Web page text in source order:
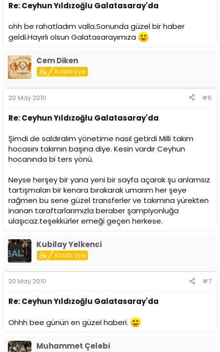
Re: Ceyhun Yıldızoğlu Galatasaray'da
ohh be rahatladım valla.Sonunda güzel bir haber
geldi.Hayırlı olsun Galatasarayımıza
Cem Diken
Kayıtlı Üye
20 May 2010 #6
Re: Ceyhun Yıldızoğlu Galatasaray'da
Şimdi de saldıralım yönetime nasıl getirdi Milli takım
hocasını takımın başına diye. Kesin vardır Ceyhun
hocanında bi ters yönü.
Neyse herşey bir yana yeni bir sayfa açarak şu anlamsız
tartışmaları bir kenara bırakarak umarım her şeye
rağmen bu sene güzel transferler ve takımına yürekten
inanan taraftarlarımızla beraber şampiyonluğa
ulaşıcaz.teşekkürler emeği geçen herkese.
Kubilay Yelkenci
Kayıtlı Üye
20 May 2010 #7
Re: Ceyhun Yıldızoğlu Galatasaray'da
Ohhh bee günün en güzel haberi.
Muhammet Çelebi